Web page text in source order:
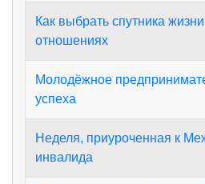
Как выбрать спутника
отношениях
Молодёжное
успеха
Неделя, приуроченная к
инвалида